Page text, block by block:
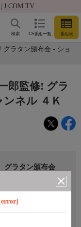
J:COM TV
CS番組一覧 番組表
検索
ラタン頒布会 - ショ
郎監修! グラ
ネル ４Ｋ
ラタン頒布会